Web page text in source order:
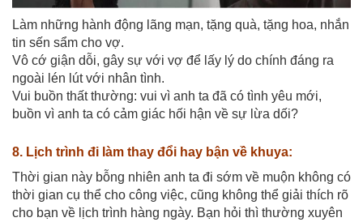
Làm những hành động lãng mạn, tặng quà, tặng hoa, nhắn
tin sến sẩm cho vợ.
Vô cớ giận dỗi, gây sự với vợ để lấy lý do chính đáng ra
ngoài lén lút với nhân tình.
Vui buồn thất thường: vui vì anh ta đã có tình yêu mới,
buồn vì anh ta có cảm giác hối hận về sự lừa dối?
8. Lịch trình đi làm thay đổi hay bận về khuya:
Thời gian này bỗng nhiên anh ta đi sớm về muộn không có
thời gian cụ thể cho công việc, cũng không thể giải thích rõ
cho bạn về lịch trình hàng ngày. Bạn hỏi thì thường xuyên